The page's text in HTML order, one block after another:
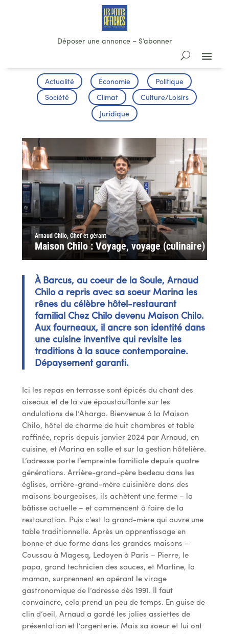
Déposer une annonce– S’abonner
Actualité Économie Politique
Société Climat Culture/Loisirs
Juridique
Arnaud Chilo, Chef et gérant
Maison Chilo : Voyage, voyage (culinaire)
À Barcus, au coeur de la Soule, Arnaud
Chilo a repris avec sa soeur Marina les
rênes du célèbre hôtel-restaurant
familial Chez Chilo devenu Maison Chilo.
Aux fourneaux, il ancre son identité dans
une cuisine inventive qui revisite les
traditions à la sauce contemporaine.
Dépaysement garanti.
Ici les repas en terrasse sont épicés du chant des
oiseaux et de la vue époustouflante sur les
ondulations de l’Ahargo. Bienvenue à la Maison
Chilo, hôtel de charme de huit chambres et table
raffinée, repris depuis janvier 2024 par Arnaud, en
cuisine, et Marina en salle et sur la gestion hôtelière.
L’adresse porte l’empreinte familiale depuis quatre
générations. Arrière-grand-père bedeau dans les
églises, arrière-grand-mère cuisinière dans des
maisons bourgeoises, ils achètent une ferme – la
bâtisse actuelle – et commencent à faire de la
restauration. Puis c’est la grand-mère qui ouvre une
table traditionnelle. Après un apprentissage en
bonne et due forme dans les grandes maisons –
Coussau à Magesq, Ledoyen à Paris – Pierre, le
papa, grand technicien des sauces, et Martine, la
maman, surprennent en opérant le virage
gastronomique de l’adresse dès 1991. Il faut
convaincre, cela prend un peu de temps. En guise de
clin d’oeil, Arnaud a gardé les jolies assiettes de
présentation et l’argenterie. Mais sa soeur et lui ont